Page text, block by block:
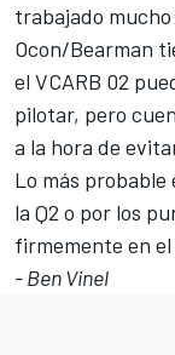
trabajado
Ocon/Bearman
el VCARB 02
pilotar, pero
a la hora de
Lo más probable
la Q2 o por los
firmemente en
- Ben Vinel